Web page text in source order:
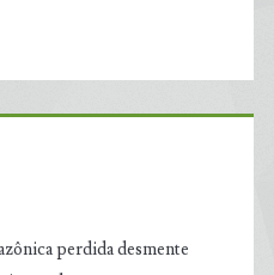
perdida desmente